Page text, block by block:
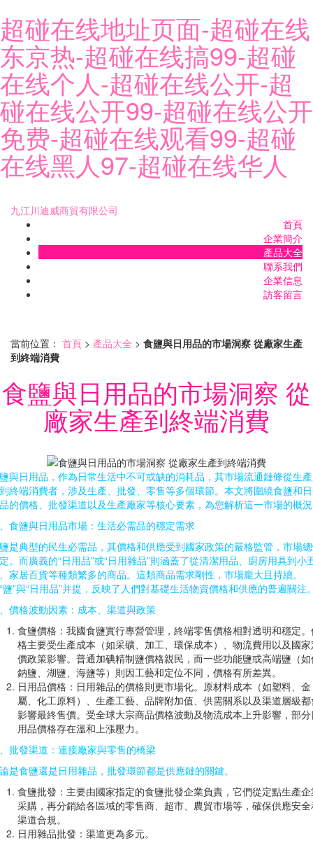
超碰在线地址页面-超碰在线
东京热-超碰在线搞99-超碰
在线个人-超碰在线公开-超
碰在线公开99-超碰在线公开
免费-超碰在线观看99-超碰
在线黑人97-超碰在线华人
九江川迪威商貿有限公司
首頁
企業簡介
產品大全
聯系我們
企業信息
訪客留言
當前位置： 首頁 > 產品大全 > 食鹽與日用品的市場洞察 從廠家生產
到終端消費
食鹽與日用品的市場洞察 從
廠家生產到終端消費
與日用品，作為日常生活中不可或缺的消耗品，其市場流通鏈條從生
終端消費者，涉及生產、批發、零售等多個環節。本文將圍繞食鹽和
的價格、批發渠道以及生產廠家等核心要素，為您解析這一市場的概
食鹽與日用品市場：生活必需品的穩定需求
是典型的民生必需品，其價格和供應受到國家政策的嚴格監管，市場
。而廣義的“日用品”或“日用雜品”則涵蓋了從清潔用品、廚房用具到小
家居百貨等種類繁多的商品。這類商品需求剛性，市場龐大且持續。
鹽”與“日用品”并提，反映了人們對基礎生活物資價格和供應的普遍關注
價格波動因素：成本、渠道與政策
食鹽價格：我國食鹽實行專營管理，終端零售價格相對透明和穩定
格主要受生產成本（如采礦、加工、環保成本）、物流費用以及國
價政策影響。普通加碘精制鹽價格親民，而一些功能鹽或高端鹽（
鈉鹽、湖鹽、海鹽等）則因工藝和定位不同，價格有所差異。
日用品價格：日用雜品的價格則更市場化。原材料成本（如塑料、金
屬、化工原料）、生產工藝、品牌附加值、供需關系以及渠道層級
影響最終售價。受全球大宗商品價格波動及物流成本上升影響，部
用品價格存在溫和上漲壓力。
批發渠道：連接廠家與零售的橋梁
是食鹽還是日用雜品，批發環節都是供應鏈的關鍵。
食鹽批發：主要由國家指定的食鹽批發企業負責，它們從定點生產
采購，再分銷給各區域的零售商、超市、農貿市場等，確保供應安
渠道合規。
日用雜品批發：渠道更為多元。